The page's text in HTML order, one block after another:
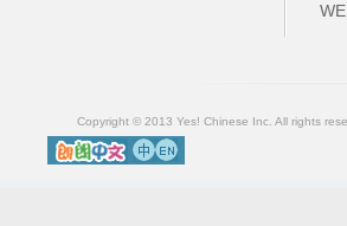
Copyright © 2013 Yes! Chinese Inc. All rights